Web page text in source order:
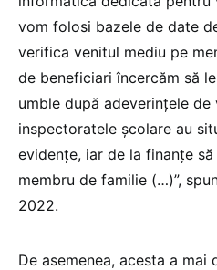
vom folosi bazele de date
verifica venitul mediu pe
de beneficiari încercăm să
umble după adeverințele de
inspectoratele școlare au
evidențe, iar de la finanțe
membru de familie (…)”,
2022.
De asemenea, acesta a mai